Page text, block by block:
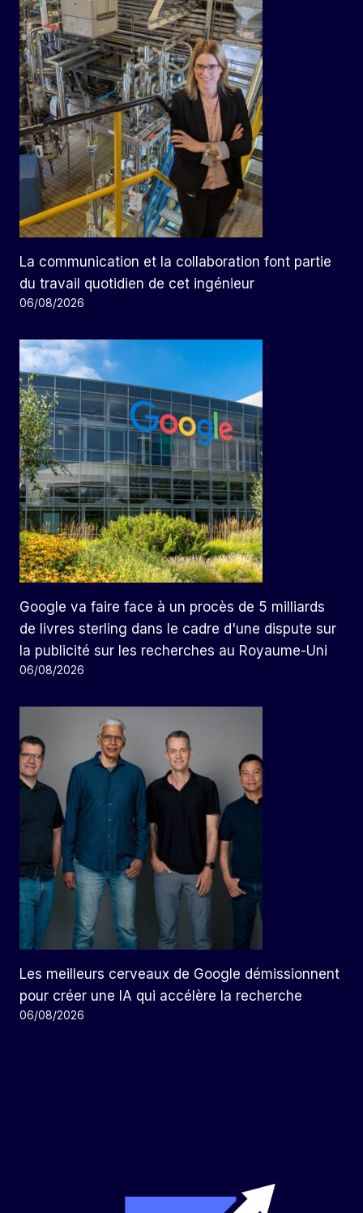
La communication et la collaboration font partie
du travail quotidien de cet ingénieur
06/08/2026
Google va faire face à un procès de 5 milliards
de livres sterling dans le cadre d'une dispute sur
la publicité sur les recherches au Royaume-Uni
06/08/2026
Les meilleurs cerveaux de Google démissionnent
pour créer une IA qui accélère la recherche
06/08/2026